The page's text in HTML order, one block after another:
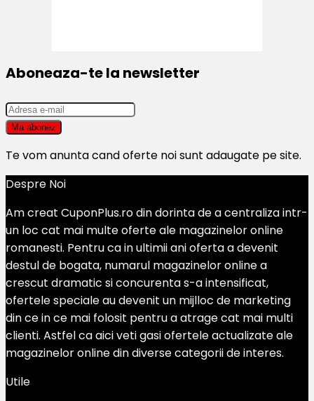
Aboneaza-te la newsletter
Te vom anunta cand oferte noi sunt adaugate pe site.
Despre Noi
Am creat CuponPlus.ro din dorinta de a centraliza intr-
un loc cat mai multe oferte ale magazinelor online
romanesti. Pentru ca in ultimii ani oferta a devenit
destul de bogata, numarul magazinelor online a
crescut dramatic si concurenta s-a intensificat,
ofertele speciale au devenit un mijlloc de marketing
din ce in ce mai folosit pentru a atrage cat mai multi
clienti. Astfel ca aici veti gasi ofertele actualizate ale
magazinelor online din diverse categorii de interes.
Utile